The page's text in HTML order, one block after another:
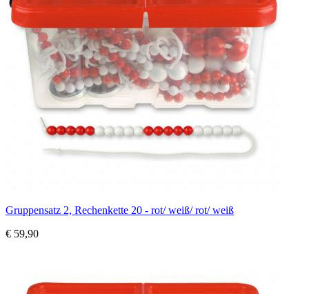
Gruppensatz 2, Rechenkette 20 - rot/ weiß/ rot/ weiß
€ 59,90